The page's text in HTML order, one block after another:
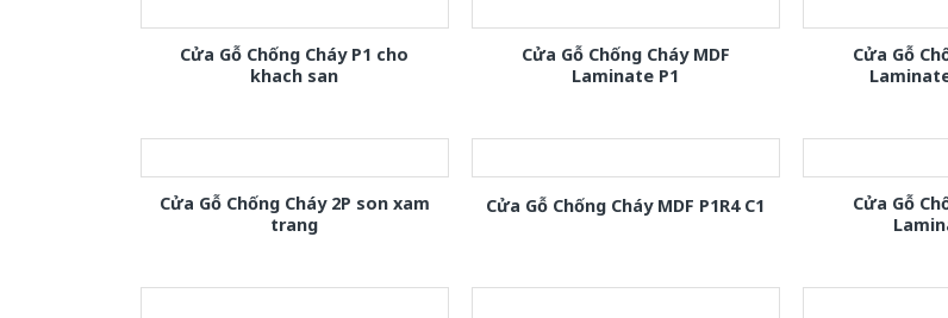
Cửa Gỗ Chống Cháy P1 cho
khach san
Cửa Gỗ Chống Cháy MDF
Laminate P1
Cửa Gỗ
Cửa Gỗ Chống Cháy 2P son xam
trang
Cửa Gỗ Chống Cháy MDF P1R4 C1
Cửa Gỗ